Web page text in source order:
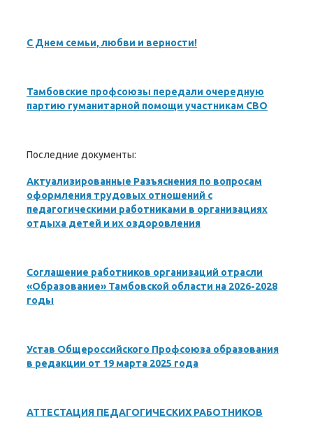
С Днем семьи, любви и верности!
Тамбовские профсоюзы передали очередную
партию гуманитарной помощи участникам СВО
Последние документы:
Актуализированные Разъяснения по вопросам
оформления трудовых отношений с
педагогическими работниками в организациях
отдыха детей и их оздоровления
Соглашение работников организаций отрасли
«Образование» Тамбовской области на 2026-2028
годы
Устав Общероссийского Профсоюза образования
в редакции от 19 марта 2025 года
АТТЕСТАЦИЯ ПЕДАГОГИЧЕСКИХ РАБОТНИКОВ